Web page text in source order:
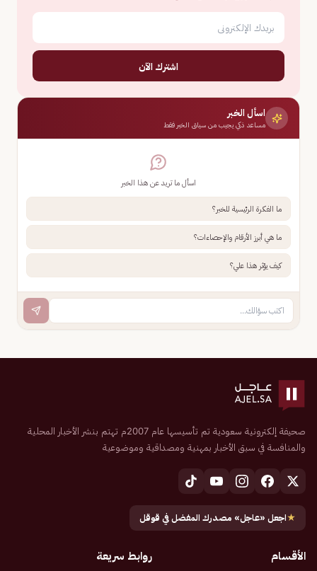
اشترك الآن
اسأل الخبر
مساعد ذكي يجيب من سياق الخبر فقط
اسأل ما تريد عن هذا الخبر
ما الفكرة الرئيسية للخبر؟
ما هي أبرز الأرقام والإحصاءات؟
كيف يؤثر هذا علي؟
صحيفة إلكترونية سعودية تم تأسيسها عام 2007م تهتم بنشر الأخبار المحلية
والمنافسة في سبق الأخبار بمهنية ومصداقية وموضوعية
★اجعل «عاجل» مصدرك المفضل في قوقل
الأقسام روابط سريعة